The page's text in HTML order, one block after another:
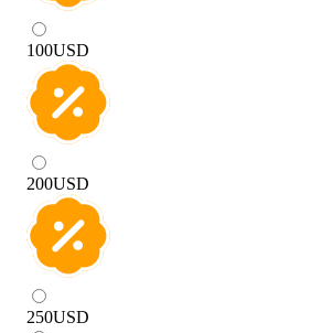
100USD
200USD
250USD